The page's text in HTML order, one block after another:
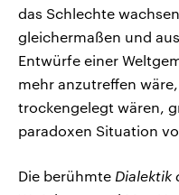
das Schlechte
gleichermaßen und
Entwürfe einer
mehr anzutreffen
trockengelegt wären,
paradoxen Situation
Die berühmte Dialektik